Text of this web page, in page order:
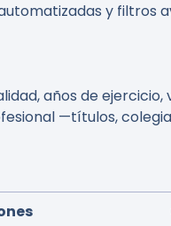
y filtros
años de ejercicio,
—títulos,